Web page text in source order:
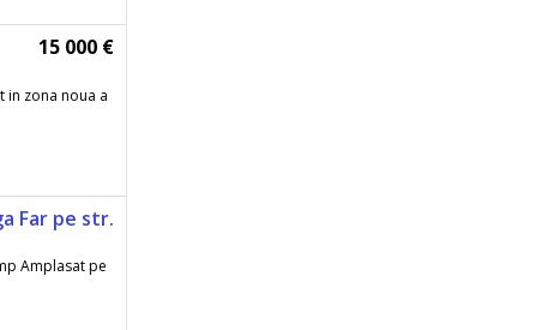
15 000 €
in zona noua a
Far pe str.
Amplasat pe